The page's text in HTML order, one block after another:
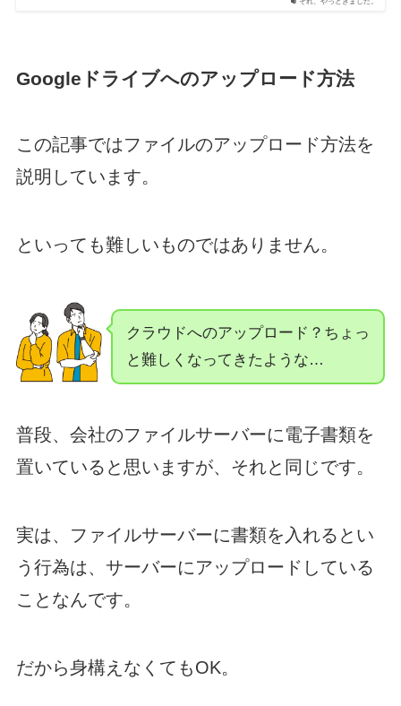
Googleドライブへのアップロード方法
この記事ではファイルのアップロード方法を
説明しています。
といっても難しいものではありません。
クラウドへのアップロード？ちょっ
と難しくなってきたような…
普段、会社のファイルサーバーに電子書類を
置いていると思いますが、それと同じです。
実は、ファイルサーバーに書類を入れるとい
う行為は、サーバーにアップロードしている
ことなんです。
だから身構えなくてもOK。